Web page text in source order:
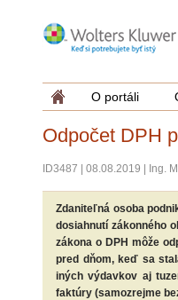
O portáli
Odpočet DPH
ID3487 08.08.2019 Ing.
Zdaniteľná osoba
dosiahnutí zákonného
zákona o DPH môže
pred dňom, keď sa
iných výdavkov aj
faktúry (samozrejme